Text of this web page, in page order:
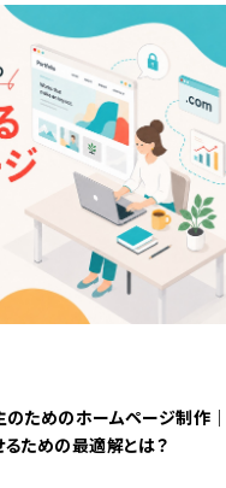
ためのホームページ制作｜
ための最適解とは？